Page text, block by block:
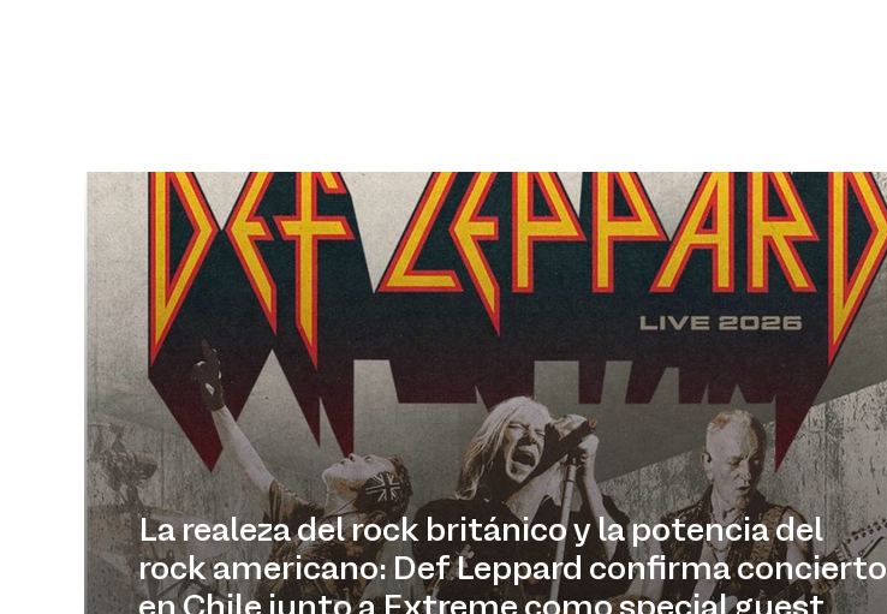
La realeza del rock británico y la potencia del
rock americano: Def Leppard confirma concierto